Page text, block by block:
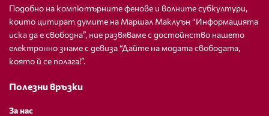
Подобно на компютърните фенове и волните субкултури,
които цитират думите на Маршал Маклуън “Информацията
иска да е свободна”, ние развяваме с достойнство нашето
електронно знаме с девиза “Дайте на модата свободата,
която й се полага!”.
Полезни връзки
За нас